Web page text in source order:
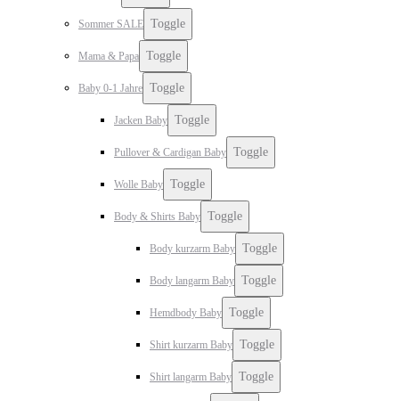
Sommer SALE Toggle
Mama & Papa Toggle
Baby 0-1 Jahre Toggle
Jacken Baby Toggle
Pullover & Cardigan Baby Toggle
Wolle Baby Toggle
Body & Shirts Baby Toggle
Body kurzarm Baby Toggle
Body langarm Baby Toggle
Hemdbody Baby Toggle
Shirt kurzarm Baby Toggle
Shirt langarm Baby Toggle